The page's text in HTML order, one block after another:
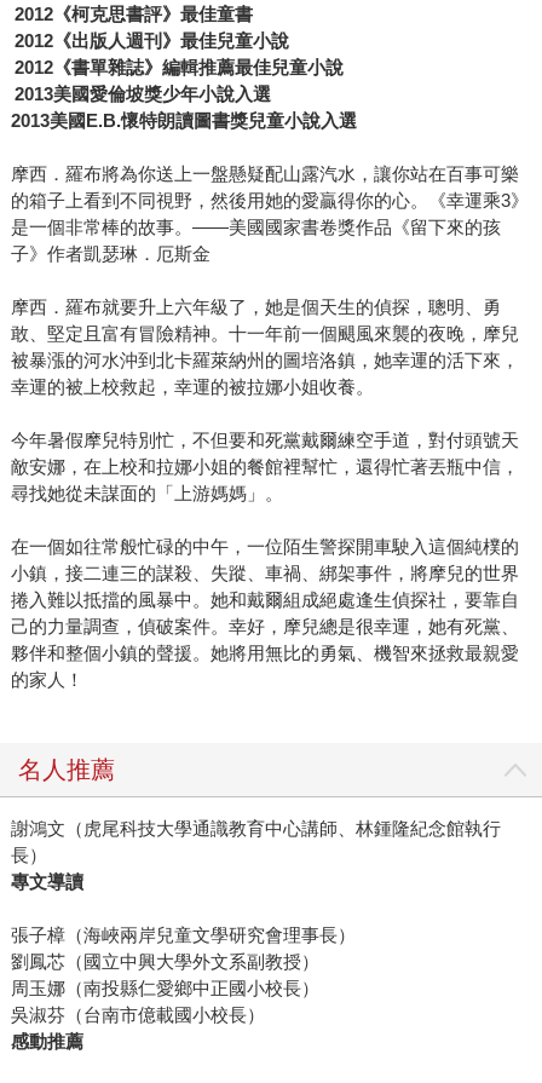
2012 《柯克思書評》最佳童書
2012 《出版人週刊》最佳兒童小說
2012 《書單雜誌》編輯推薦最佳兒童小說
2013美國愛倫坡獎少年小說入選
2013美國E.B.懷特朗讀圖書獎兒童小說入選
摩西．羅布將為你送上一盤懸疑配山露汽水，讓你站在百事可樂
的箱子上看到不同視野，然後用她的愛贏得你的心。《幸運乘3》
是一個非常棒的故事。——美國國家書卷獎作品《留下來的孩
子》作者凱瑟琳．厄斯金
摩西．羅布就要升上六年級了，她是個天生的偵探，聰明、勇
敢、堅定且富有冒險精神。十一年前一個颶風來襲的夜晚，摩兒
被暴漲的河水沖到北卡羅萊納州的圖培洛鎮，她幸運的活下來，
幸運的被上校救起，幸運的被拉娜小姐收養。
今年暑假摩兒特別忙，不但要和死黨戴爾練空手道，對付頭號天
敵安娜，在上校和拉娜小姐的餐館裡幫忙，還得忙著丟瓶中信，
尋找她從未謀面的「上游媽媽」。
在一個如往常般忙碌的中午，一位陌生警探開車駛入這個純樸的
小鎮，接二連三的謀殺、失蹤、車禍、綁架事件，將摩兒的世界
捲入難以抵擋的風暴中。她和戴爾組成絕處逢生偵探社，要靠自
己的力量調查，偵破案件。幸好，摩兒總是很幸運，她有死黨、
夥伴和整個小鎮的聲援。她將用無比的勇氣、機智來拯救最親愛
的家人！
名人推薦
謝鴻文（虎尾科技大學通識教育中心講師、林鍾隆紀念館執行
長）
專文導讀
張子樟（海峽兩岸兒童文學研究會理事長）
劉鳳芯（國立中興大學外文系副教授）
周玉娜（南投縣仁愛鄉中正國小校長）
吳淑芬（台南市億載國小校長）
感動推薦